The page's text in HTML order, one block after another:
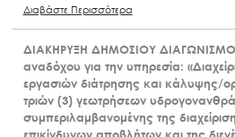
Διαβάστε Περισσότερα
ΔΙΑΚΗΡΥΞΗ ΔΗΜΟΣΙΟΥ ΔΙΑΓΩΝΙΣΜΟΥ
αναδόχου για την υπηρεσία:
εργασιών διάτρησης και κάλυψης/
τριών (3) γεωτρήσεων
συμπεριλαμβανομένης της